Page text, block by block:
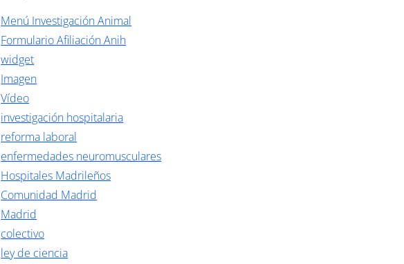
Menú Investigación Animal
Formulario Afiliación Anih
widget
Imagen
Vídeo
investigación hospitalaria
reforma laboral
enfermedades neuromusculares
Hospitales Madrileños
Comunidad Madrid
Madrid
colectivo
ley de ciencia